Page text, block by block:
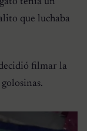
que luchaba
filmar la